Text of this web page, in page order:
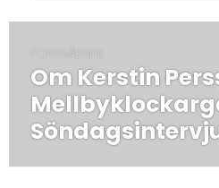
FÖREGÅENDE
Föregående
post:
Om Kerstin